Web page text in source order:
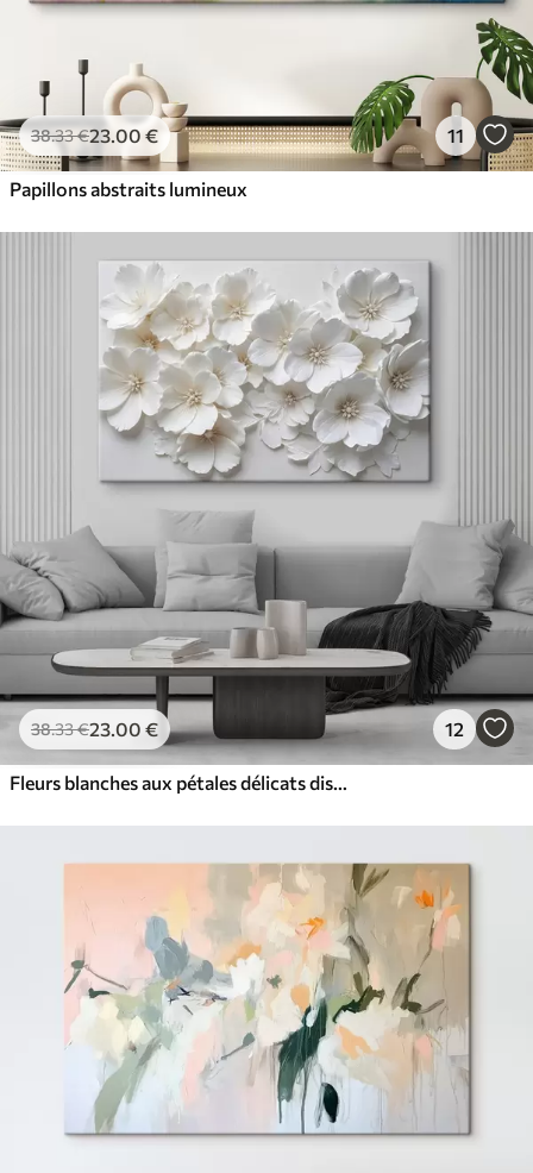
38.33€23.00 € 11
Papillons abstraits lumineux
38.33€23 .00 € 12